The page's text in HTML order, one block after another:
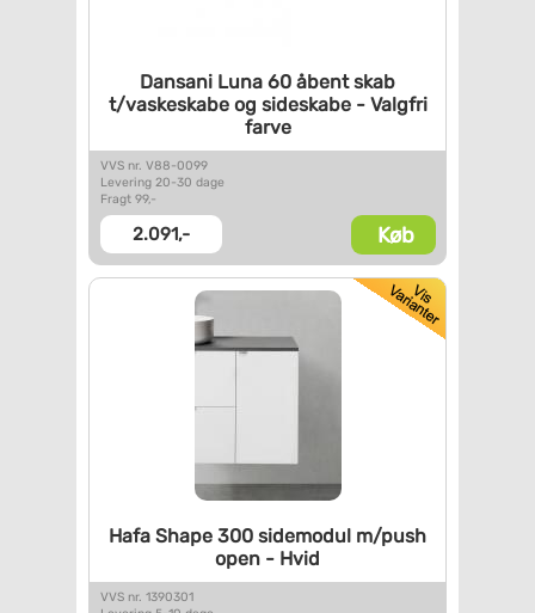
Dansani Luna 60 åbent skab
t/vaskeskabe og sideskabe -Valgfri
farve
VVS nr. V88-0099
Levering 20-30 dage
Fragt 99,-
2.091,- Køb
Hafa Shape 300 sidemodul m/push
open - Hvid
VVS nr. 1390301